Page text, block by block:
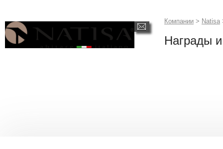
Компании > Natisa
Награды